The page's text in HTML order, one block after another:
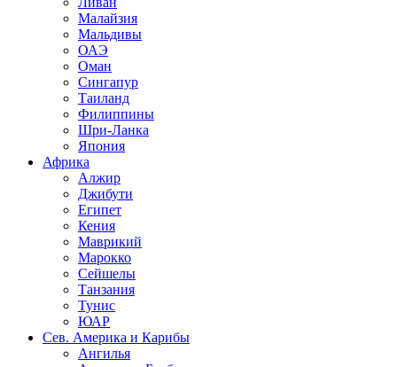
Малайзия
Мальдивы
ОАЭ
Оман
Сингапур
Таиланд
Филиппины
Шри-Ланка
Япония
Африка
Алжир
Джибути
Египет
Кения
Маврикий
Марокко
Сейшелы
Танзания
Тунис
ЮАР
Сев. Америка и Карибы
Ангилья